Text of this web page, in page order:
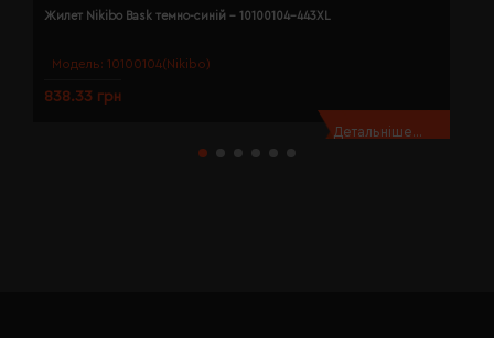
Модель: 10100104(Nikibo)
Жилет Nikibo Bask темно-синій - 10100104-443XL
838.33 грн
Детальніше...